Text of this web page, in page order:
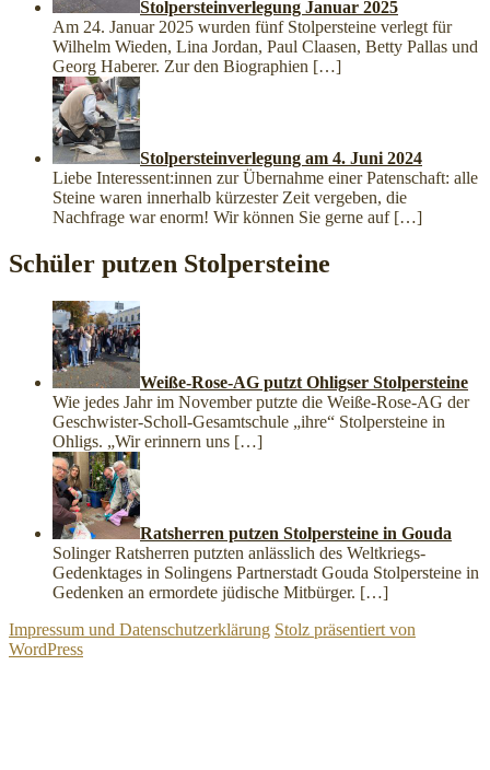
Stolpersteinverlegung Januar 2025
Am 24. Januar 2025 wurden fünf Stolpersteine verlegt für
Wilhelm Wieden, Lina Jordan, Paul Claasen, Betty Pallas und
Georg Haberer. Zur den Biographien […]
Stolpersteinverlegung am 4. Juni 2024
Liebe Interessent:innen zur Übernahme einer Patenschaft: alle
Steine waren innerhalb kürzester Zeit vergeben, die
Nachfrage war enorm! Wir können Sie gerne auf […]
Schüler putzen Stolpersteine
Weiße-Rose-AG putzt Ohligser Stolpersteine
Wie jedes Jahr im November putzte die Weiße-Rose-AG der
Geschwister-Scholl-Gesamtschule „ihre“ Stolpersteine in
Ohligs. „Wir erinnern uns […]
Ratsherren putzen Stolpersteine in Gouda
Solinger Ratsherren putzten anlässlich des Weltkriegs-
Gedenktages in Solingens Partnerstadt Gouda Stolpersteine in
Gedenken an ermordete jüdische Mitbürger. […]
Impressum und Datenschutzerklärung Stolz präsentiert von
WordPress